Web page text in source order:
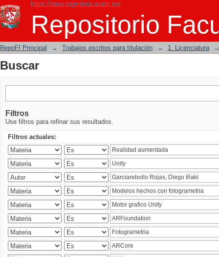
https://www.ingenieria.unam.mx
Repositorio
Buscar
RepoFI Principal → Trabajos escritos para titulación → 1. Licenciatura
Buscar
Filtros
Use filtros para refinar sus resultados.
Filtros actuales: